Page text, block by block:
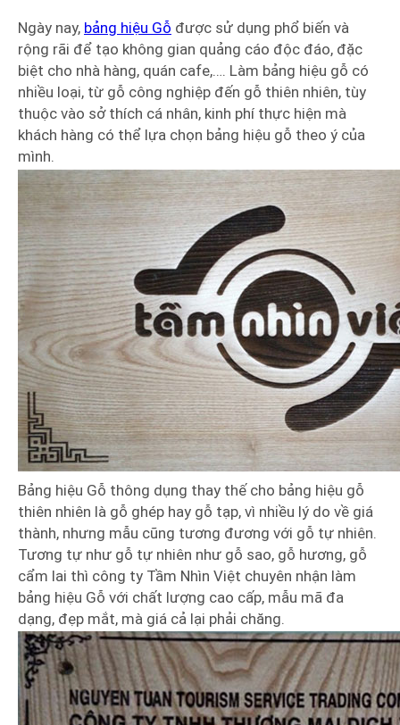
Ngày nay, bảng hiệu Gỗ được sử dụng phổ biến và
rộng rãi để tạo không gian quảng cáo độc đáo, đặc
biệt cho nhà hàng, quán cafe,…. Làm bảng hiệu gỗ có
nhiều loại, từ gỗ công nghiệp đến gỗ thiên nhiên, tùy
thuộc vào sở thích cá nhân, kinh phí thực hiện mà
khách hàng có thể lựa chọn bảng hiệu gỗ theo ý của
mình.
Bảng hiệu Gỗ thông dụng thay thế cho bảng hiệu gỗ
thiên nhiên là gỗ ghép hay gỗ tạp, vì nhiều lý do về giá
thành, nhưng mẫu cũng tương đương với gỗ tự nhiên.
Tương tự như gỗ tự nhiên như gỗ sao, gỗ hương, gỗ
cẩm lai thì công ty Tầm Nhìn Việt chuyên nhận làm
bảng hiệu Gỗ với chất lượng cao cấp, mẫu mã đa
dạng, đẹp mắt, mà giá cả lại phải chăng.